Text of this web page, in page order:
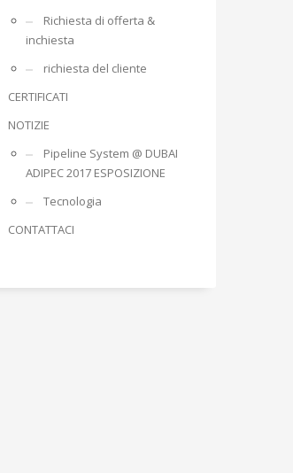
Richiesta di offerta &
inchiesta
richiesta del cliente
CERTIFICATI
NOTIZIE
Pipeline System @ DUBAI
ADIPEC 2017 ESPOSIZIONE
Tecnologia
CONTATTACI